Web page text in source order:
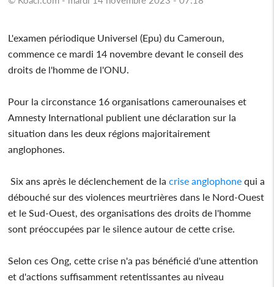
L'examen périodique Universel (Epu) du Cameroun,
commence ce mardi 14 novembre devant le conseil des
droits de l'homme de l'ONU.
Pour la circonstance 16 organisations camerounaises et
Amnesty International publient une déclaration sur la
situation dans les deux régions majoritairement
anglophones.
Six ans après le déclenchement de la crise anglophone qui a
débouché sur des violences meurtrières dans le Nord-Ouest
et le Sud-Ouest, des organisations des droits de l'homme
sont préoccupées par le silence autour de cette crise.
Selon ces Ong, cette crise n'a pas bénéficié d'une attention
et d'actions suffisamment retentissantes au niveau